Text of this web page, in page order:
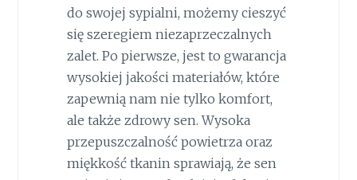
do swojej sypialni, możemy cieszyć
się szeregiem niezaprzeczalnych
zalet. Po pierwsze, jest to gwarancja
wysokiej jakości materiałów, które
zapewnią nam nie tylko komfort,
ale także zdrowy sen. Wysoka
przepuszczalność powietrza oraz
miękkość tkanin sprawiają, że sen